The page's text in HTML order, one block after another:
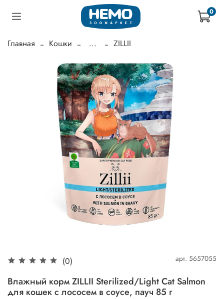
0
Главная Кошки ... ZILLII
(0) арт. 5657055
Влажный корм ZILLII Sterilized/Light Cat Salmon
для кошек с лососем в соусе, пауч 85 г